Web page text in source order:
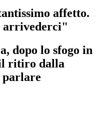
affetto.
arrivederci"
dopo lo sfogo in
ritiro dalla
parlare